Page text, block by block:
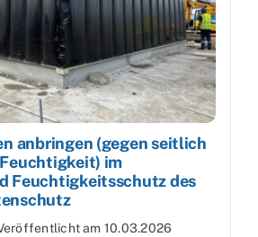
anbringen (gegen seitlich
im
Feuchtigkeitsschutz des
am 10.03.2026